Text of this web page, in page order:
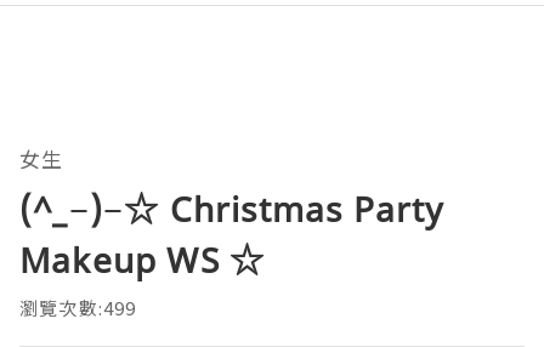
女生
(^_−)−☆ Christmas Party
Makeup WS ☆
瀏覽次數:499